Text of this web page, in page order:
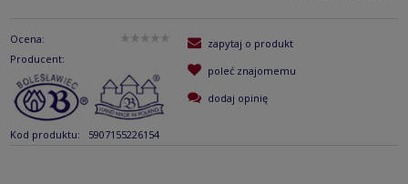
Ocena:
Producent:
Kod produktu: 5907155226154
zapytaj o produkt
poleć znajomemu
dodaj opinię